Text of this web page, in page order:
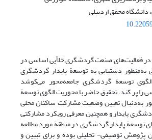
محقق اردبیلی
در فعالیت‌های صنعت گردشگری خلأیی اساسی در
به‌منظور دستیابی به توسعة پایدار گردشگری
توسعة گردشگری جامعه‌محور می‌کوشد
را پر کند. تحقیق حاضر با محوریت الگوی توسعة
به‌دنبال تعیین وضعیت مشارکت ساکنان محلی
پایدار و همچنین معرفی رویکرد مشارکتی
توسعة پایدار گردشگری در منطقة مورد مطالعه
توصیفی- تحلیلی بوده و برای تبیین و